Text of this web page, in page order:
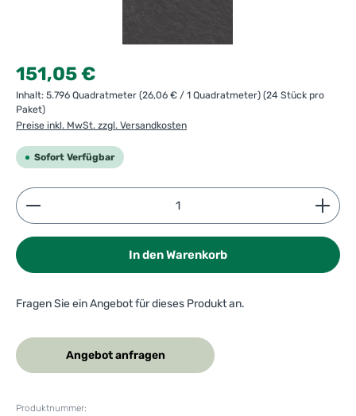
Regulärer Preis:
151,05 €
Inhalt: 5.796 Quadratmeter (26,06 € / 1 Quadratmeter) (24 Stück pro
Paket)
Preise inkl. MwSt. zzgl. Versandkosten
Sofort Verfügbar
Produkt Anzahl: Gib den gewünschten Wert ein
In den Warenkorb
Fragen Sie ein Angebot für dieses Produkt an.
Angebot anfragen
Produktnummer: